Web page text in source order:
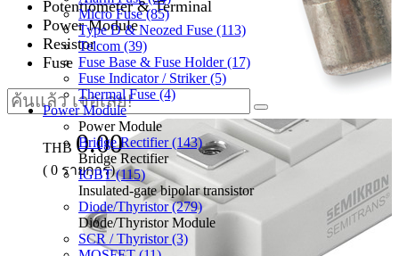
Potentiometer & Terminal
Power Module
Resistor
Fuse
THB 0.00
( 0 รายการ)
Micro Fuse (85)
Type D & Neozed Fuse (113)
Telcom (39)
Fuse Base & Fuse Holder (17)
Fuse Indicator / Striker (5)
Thermal Fuse (4)
Power Module
Power Module
Bridge Rectifier (143)
Bridge Rectifier
IGBT (115)
Insulated-gate bipolar transistor
Diode/Thyristor (279)
Diode/Thyristor Module
SCR / Thyristor (3)